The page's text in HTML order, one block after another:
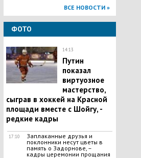
ВСЕ НОВОСТИ »
ФОТО
14:13
Путин
показал
виртуозное
мастерство,
сыграв в хоккей на Красной
площади вместе с Шойгу, -
редкие кадры
17:10
Заплаканные друзья и
поклонники несут цветы в
память о Задорнове, –
кадры церемонии прощания